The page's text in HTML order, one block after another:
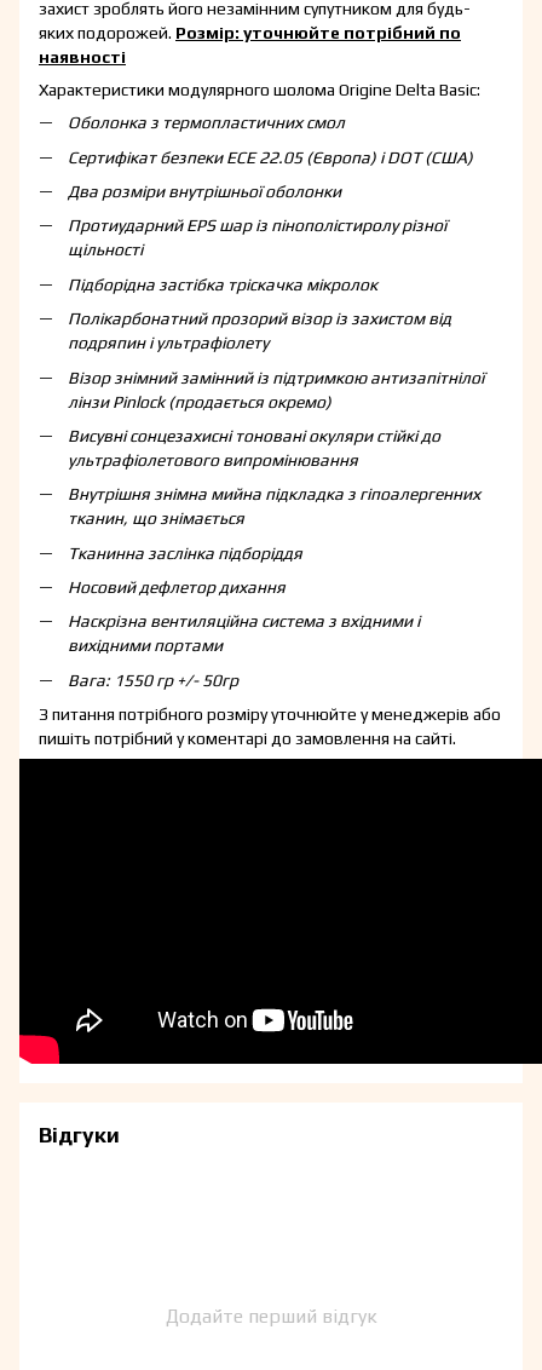
захист зроблять його незамінним супутником для будь-
яких подорожей. Розмір: уточнюйте потрібний по
наявності
Характеристики модулярного шолома Origine Delta Basic:
Оболонка з термопластичних смол
Сертифікат безпеки ECE 22.05 (Європа) і DOT (США)
Два розміри внутрішньої оболонки
Протиударний EPS шар із пінополістиролу різної
щільності
Підборідна застібка тріскачка мікролок
Полікарбонатний прозорий візор із захистом від
подряпин і ультрафіолету
Візор знімний замінний із підтримкою антизапітнілої
лінзи Pinlock (продається окремо)
Висувні сонцезахисні тоновані окуляри стійкі до
ультрафіолетового випромінювання
Внутрішня знімна мийна підкладка з гіпоалергенних
тканин, що знімається
Тканинна заслінка підборіддя
Носовий дефлетор дихання
Наскрізна вентиляційна система з вхідними і
вихідними портами
Вага: 1550 гр +/- 50гр
З питання потрібного розміру уточнюйте у менеджерів або
пишіть потрібний у коментарі до замовлення на сайті.
Відгуки
Додайте перший відгук